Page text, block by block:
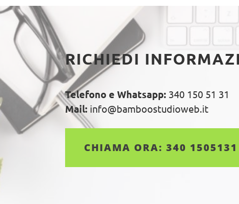
RICHIEDI
Telefono e Whatsapp: 340 150 51 31
Mail: info@bamboostudioweb.it
CHIAMA ORA: 340 1505131